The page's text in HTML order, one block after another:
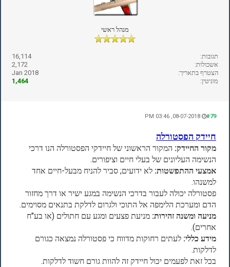
מנהל ראשי
תגובות:
16,114
אשכולות:
2,172
הצטרף בתאריך:
Jan 2018
מוניטין:
1,464
#79
חיידק הפסטורלה
מקור החיידק: המקור הראשוני של חיידקי הפסטורלה הנו דרכי
הנשימה העליונים של בעלי חיים וציפורים.
אמצעי ההתפשטות: לא ידועים; סביר להניח מבעל-חיים אחד
למשנהו.
פסטורלה יכולה לעבור בדרכי הנשימה במגע ישיר או דרך מחזור
הדם ומערכת הלימפה אל התוכי ולגרום לדלקת בתנאים מסוימים.
מניעה ומשנה זהירות: מניעת פצעים ומגע עם חתולים (או בע"ח
אחרים).
מידע כללי: לעתים רחוקות מדווח כי פסטורלה נמצאה כגורם
לדלקות.
בכל זאת לפעמים יכול חיידק זה להוות גורם חשוד לדלקות.